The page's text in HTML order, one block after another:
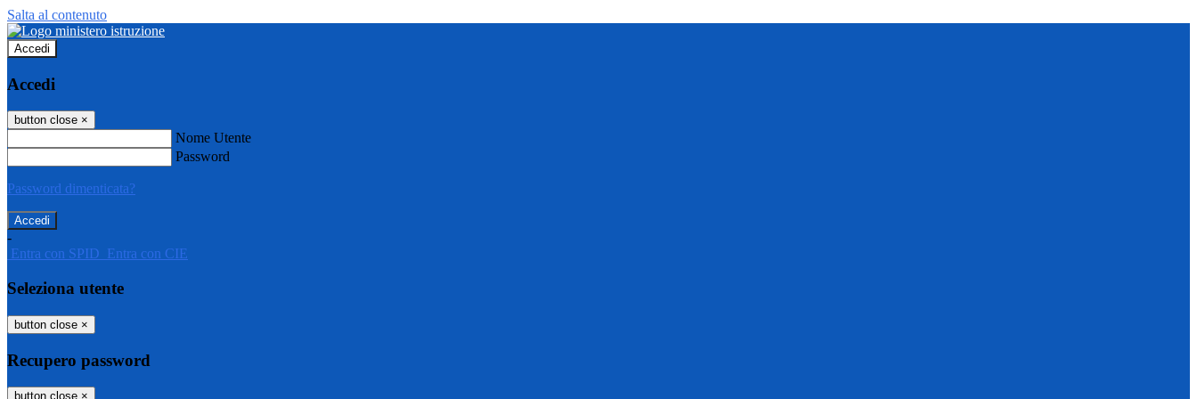
Salta al contenuto
Accedi
Accedi
button close ×
Nome Utente
Password
Password dimenticata?
-
Entra con SPID Entra con CIE
Seleziona utente
button close ×
Recupero password
button close ×